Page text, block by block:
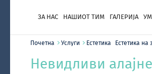
ЗА НАС НАШИОТ ТИМ ГАЛЕРИЈА
Почетна Услуги Естетика Естетика на
Невидливи